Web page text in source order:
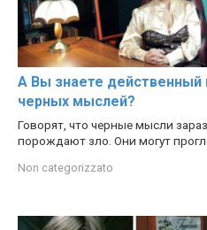
А Вы знаете действенный
черных мыслей?
Говорят, что черные мысли
порождают зло. Они могут
Non categorizzato